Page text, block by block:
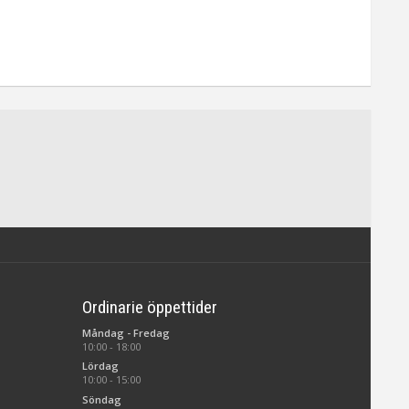
Ordinarie öppettider
Måndag - Fredag
10:00 - 18:00
Lördag
10:00 - 15:00
Söndag